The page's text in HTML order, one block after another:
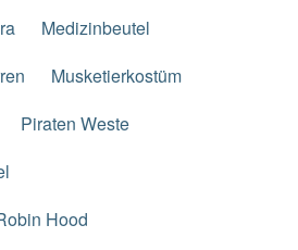
Medizinbeutel
Musketierkostüm
Piraten Weste
Hood